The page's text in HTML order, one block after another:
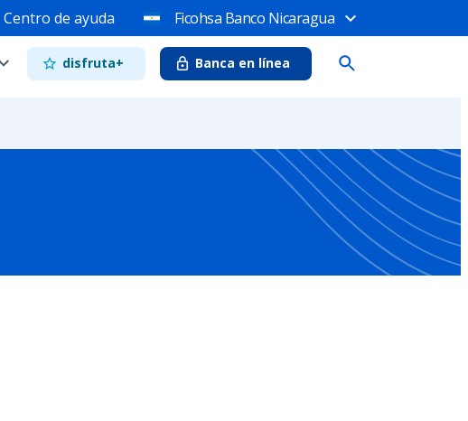
Centro de ayuda Ficohsa Banco Nicaragua
disfruta+ Banca en línea